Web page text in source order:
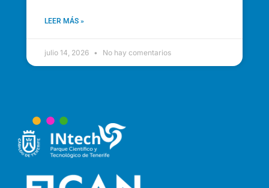
LEER MÁS »
julio 14, 2026 No hay comentarios